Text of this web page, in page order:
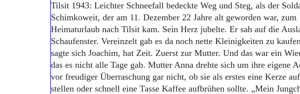
Abo Prämien
Archiv
Mediadaten
Tilsit 1943: Leichter Schneefall bedeckte Weg und Steg, als der
Schimkoweit, der am 11. Dezember 22 Jahre alt geworden war, zum
Heimaturlaub nach Tilsit kam. Sein Herz jubelte. Er sah auf die
Schaufenster. Vereinzelt gab es da noch nette Kleinigkeiten zu
sagte sich Joachim, hat Zeit. Zuerst zur Mutter. Und das war ein
das es nicht alle Tage gab. Mutter Anna drehte sich um ihre eigene
vor freudiger Überraschung gar nicht, ob sie als erstes eine Kerze
stellen oder schnell eine Tasse Kaffee aufbrühen sollte. „Mein